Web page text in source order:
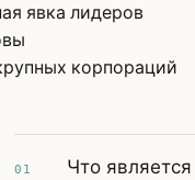
явка лидеров
корпораций
01 Что